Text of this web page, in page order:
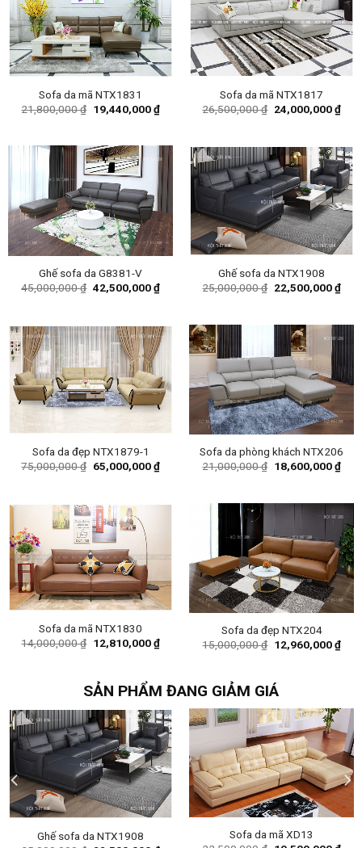
Sofa da mã NTX1831
21,800,000₫ Original
price
19,440,000₫Current
price
Sofa da mã NTX1817
26,500,000₫ Original
price
24,000,000₫
Ghế sofa da G8381-V
45,000,000₫ Original
price
42,500,000₫Current
price
Ghế sofa da NTX1908
25,000,000₫ Original
price
22,500,000₫
Sofa da đẹp NTX1879-1
75,000,000₫ Original
price
65,000,000₫Current
price
Sofa da phòng khách NTX206
21,000,000₫ Original
price
18,600,000₫
Sofa da mã NTX1830
14,000,000₫ Original
price
12,810,000₫Current
price
Sofa da đẹp NTX204
15,000,000₫ Original
price
12,960,000₫
SẢN PHẨM ĐANG GIẢM GIÁ
Ghế sofa da NTX1908
Sofa da mã XD13